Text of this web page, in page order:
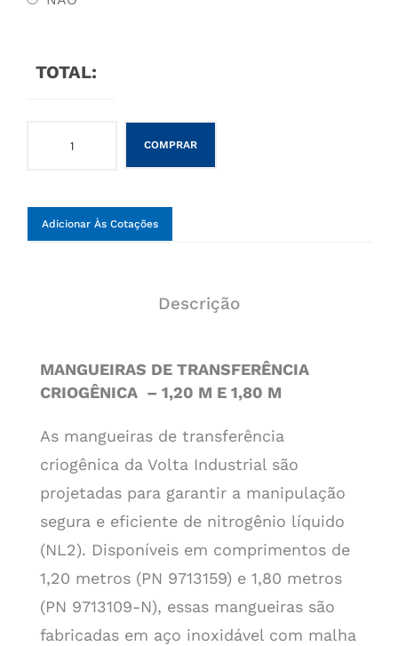
TOTAL:
COMPRAR
Adicionar Às Cotações
Descrição
MANGUEIRAS DE TRANSFERÊNCIA
CRIOGÊNICA – 1,20 M E 1,80 M
As mangueiras de transferência
criogênica da Volta Industrial são
projetadas para garantir a manipulação
segura e eficiente de nitrogênio líquido
(NL2). Disponíveis em comprimentos de
1,20 metros (PN 9713159) e 1,80 metros
(PN 9713109-N), essas mangueiras são
fabricadas em aço inoxidável com malha